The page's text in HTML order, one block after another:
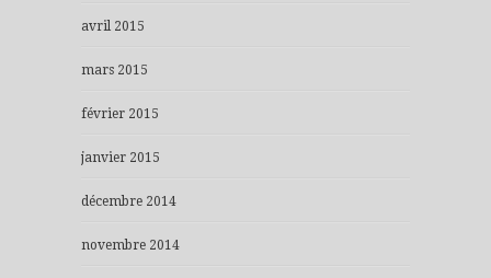
avril 2015
mars 2015
février 2015
janvier 2015
décembre 2014
novembre 2014